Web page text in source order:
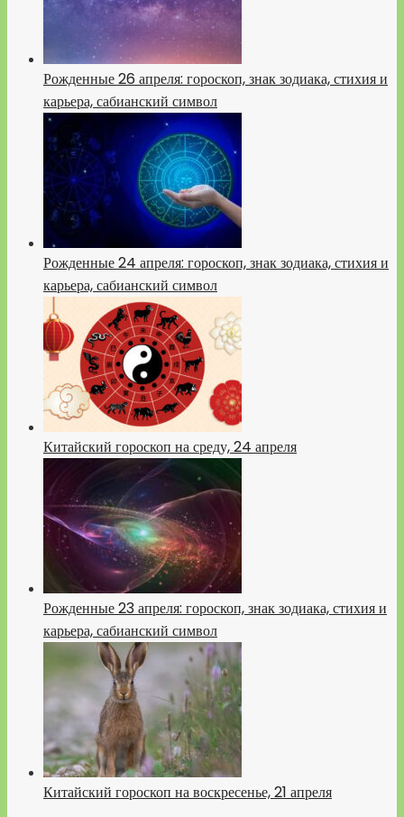
Рожденные 26 апреля: гороскоп, знак зодиака, стихия и
карьера, сабианский символ
Рожденные 24 апреля: гороскоп, знак зодиака, стихия и
карьера, сабианский символ
Китайский гороскоп на среду, 24 апреля
Рожденные 23 апреля: гороскоп, знак зодиака, стихия и
карьера, сабианский символ
Китайский гороскоп на воскресенье, 21 апреля